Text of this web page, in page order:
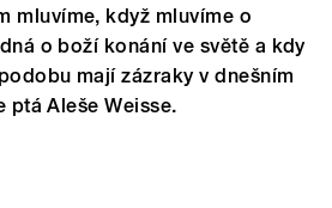
mluvíme, když mluvíme o
o boží konání ve světě a kdy
mají zázraky v dnešním
ptá Aleše Weisse.